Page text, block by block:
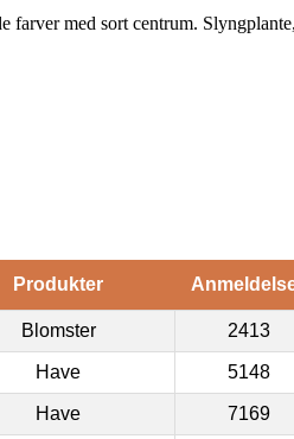
farver med sort centrum.
Produkter
Blomster 2413
Have 5148
Have 7169